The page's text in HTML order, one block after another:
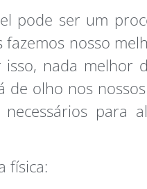
pode ser um
fazemos nosso
isso, nada melhor
de olho nos
necessários para
física: